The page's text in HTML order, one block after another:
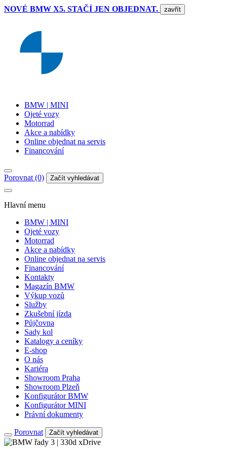
NOVÉ BMW X5. STAČÍ JEN OBJEDNAT. zavřít
BMW | MINI
Ojeté vozy
Motorrad
Akce a nabídky
Online objednat na servis
Financování
Porovnat (0) Začít vyhledávat
Hlavní menu
BMW | MINI
Ojeté vozy
Motorrad
Akce a nabídky
Online objednat na servis
Financování
Kontakty
Magazín BMW
Výkup vozů
Služby
Zkušební jízda
Půjčovna
Sady kol
Katalogy a ceníky
E-shop
O nás
Kariéra
Showroom Praha
Showroom Plzeň
Konfigurátor BMW
Konfigurátor MINI
Právní dokumenty
Porovnat Začít vyhledávat